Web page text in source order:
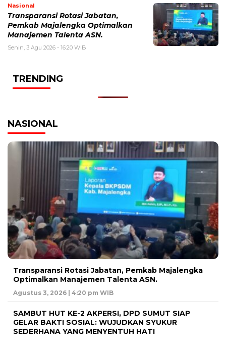
Nasional
Transparansi Rotasi Jabatan,
Pemkab Majalengka Optimalkan
Manajemen Talenta ASN.
Senin, 3 Agu 2026 - 16:20 WIB
TRENDING
NASIONAL
Transparansi Rotasi Jabatan, Pemkab Majalengka
Optimalkan Manajemen Talenta ASN.
Agustus 3, 2026 | 4:20 pm WIB
SAMBUT HUT KE-2 AKPERSI, DPD SUMUT SIAP
GELAR BAKTI SOSIAL: WUJUDKAN SYUKUR
SEDERHANA YANG MENYENTUH HATI